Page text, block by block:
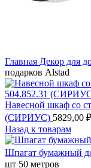
Главная Декор для
подарков Alstad
Навесной шкаф со
(СИРИУС) 5829,00 ₽
Назад к товарам
Шпагат бумажный
шт 50 метров